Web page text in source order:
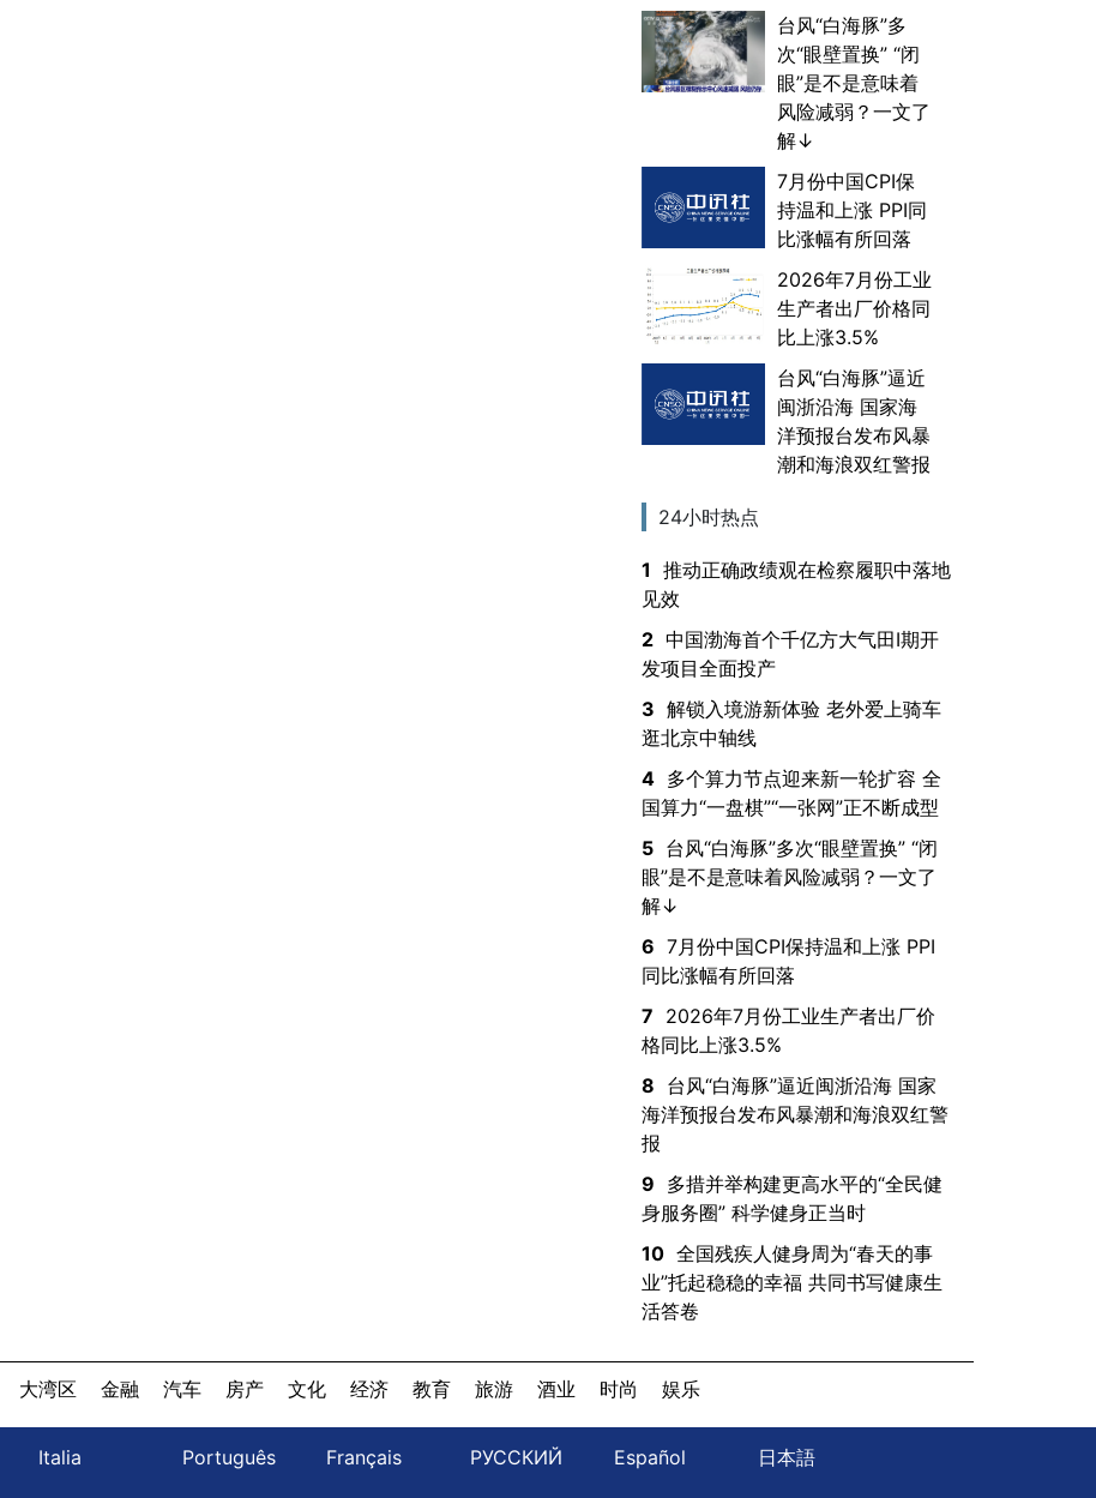
台风“白海豚”多
次“眼壁置换” “闭
眼”是不是意味着
风险减弱？一文了
解↓
7月份中国CPI保
持温和上涨 PPI同
比涨幅有所回落
2026年7月份工业
生产者出厂价格同
比上涨3.5%
台风“白海豚”逼近
闽浙沿海 国家海
洋预报台发布风暴
潮和海浪双红警报
24小时热点
1 推动正确政绩观在检察履职中落地
见效
2 中国渤海首个千亿方大气田Ⅰ期开
发项目全面投产
3 解锁入境游新体验 老外爱上骑车
逛北京中轴线
4 多个算力节点迎来新一轮扩容 全
国算力“一盘棋”“一张网”正不断成型
5 台风“白海豚”多次“眼壁置换” “闭
眼”是不是意味着风险减弱？一文了
解↓
6 7月份中国CPI保持温和上涨 PPI
同比涨幅有所回落
7 2026年7月份工业生产者出厂价
格同比上涨3.5%
8 台风“白海豚”逼近闽浙沿海 国家
海洋预报台发布风暴潮和海浪双红警
报
9 多措并举构建更高水平的“全民健
身服务圈” 科学健身正当时
10 全国残疾人健身周为“春天的事
业”托起稳稳的幸福 共同书写健康生
活答卷
大湾区 金融 汽车 房产 文化 经济 教育 旅游 酒业 时尚 娱乐
Italia Português Français РУССКИЙ Español 日本語